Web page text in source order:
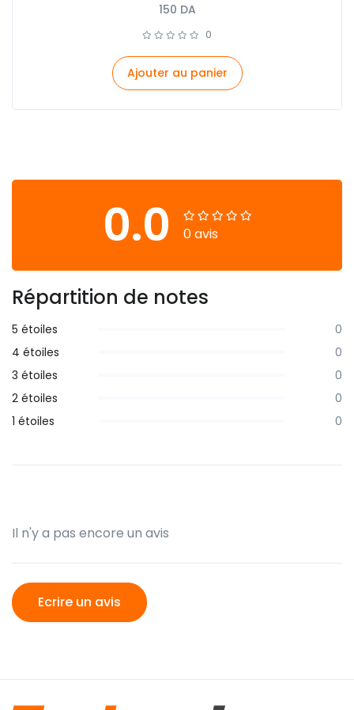
150 DA
0
Ajouter au panier
0.0 0 avis
Répartition de notes
5 étoiles
0
4 étoiles
0
3 étoiles
0
2 étoiles
0
1 étoiles
0
Il n'y a pas encore un avis
Ecrire un avis